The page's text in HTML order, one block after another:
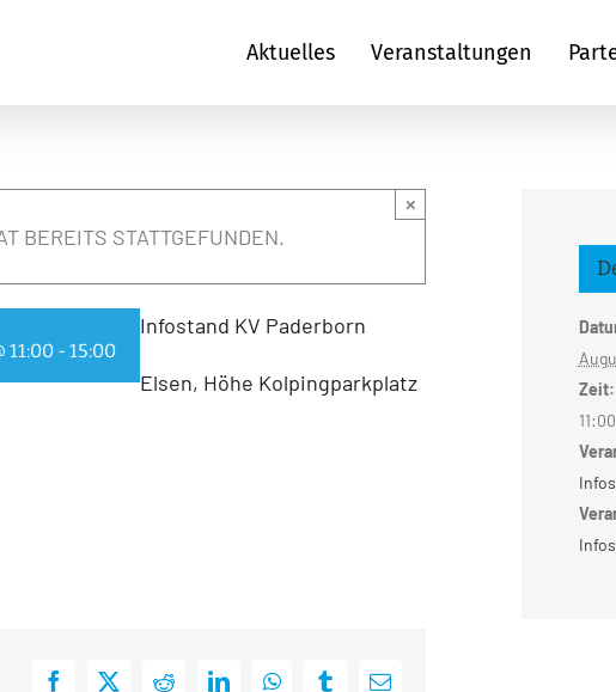
Aktuelles Veranstaltungen
BEREITS STATTGEFUNDEN.
×
11:00 - 15:00
Infostand KV Paderborn
Elsen, Höhe Kolpingparkplatz
Zeit: